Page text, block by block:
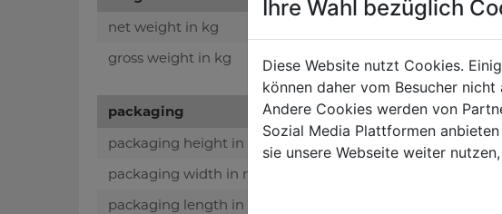
net weight in kg
gross weight in kg
packaging
packaging height in mm
packaging width in mm
packaging length in mm
Ihre Wahl bezüglich
Diese Website nutzt Cookies.
können daher vom Besucher
Andere Cookies werden von
Sozial Media Plattformen
sie unsere Webseite weiter